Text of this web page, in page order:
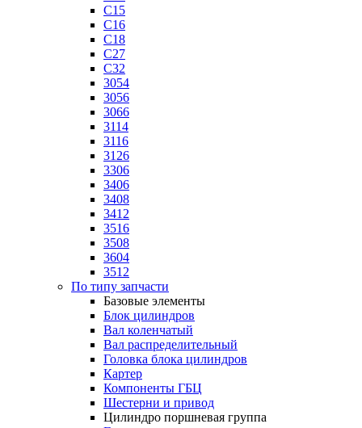
C15
C16
C18
C27
C32
3054
3056
3066
3114
3116
3126
3306
3406
3408
3412
3516
3508
3604
3512
По типу запчасти
Базовые элементы
Блок цилиндров
Вал коленчатый
Вал распределительный
Головка блока цилиндров
Картер
Компоненты ГБЦ
Шестерни и привод
Цилиндро поршневая группа